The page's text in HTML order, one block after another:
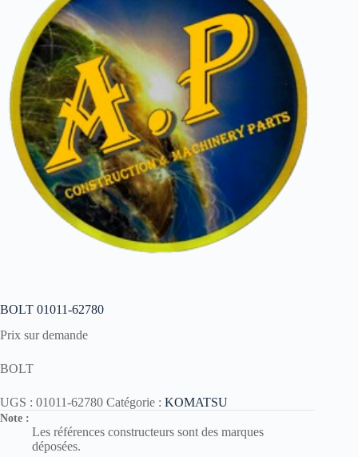
BOLT 01011-62780
Prix sur demande
BOLT
UGS : 01011-62780 Catégorie : KOMATSU
Note :
Les références constructeurs sont des marques
déposées.